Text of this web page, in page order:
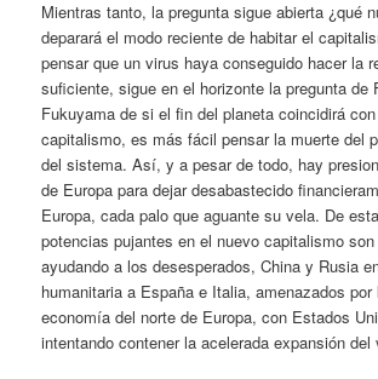
Mientras tanto, la pregunta sigue abierta ¿qué
deparará el modo reciente de habitar el
pensar que un virus haya conseguido hacer la
suficiente, sigue en el horizonte la pregunta de
Fukuyama de si el fin del planeta coincidirá
capitalismo, es más fácil pensar la muerte del
del sistema. Así, y a pesar de todo, hay
de Europa para dejar desabastecido
Europa, cada palo que aguante su vela. De
potencias pujantes en el nuevo capitalismo
ayudando a los desesperados, China y Rusia
humanitaria a España e Italia, amenazados
economía del norte de Europa, con Estados
intentando contener la acelerada expansión del